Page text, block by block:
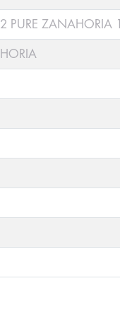
2 PURE ZANAHORIA